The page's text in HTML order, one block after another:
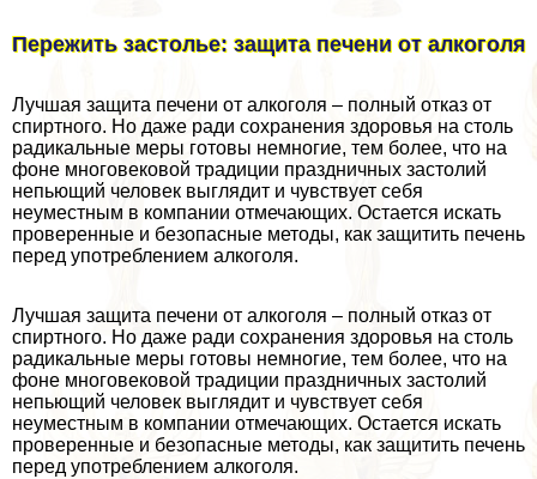
Пережить застолье: защита печени от алкоголя
Лучшая защита печени от алкоголя – полный отказ от
спиртного. Но даже ради сохранения здоровья на столь
радикальные меры готовы немногие, тем более, что на
фоне многовековой традиции праздничных застолий
непьющий человек выглядит и чувствует себя
неуместным в компании отмечающих. Остается искать
проверенные и безопасные методы, как защитить печень
перед употрeблением алкоголя.
Лучшая защита печени от алкоголя – полный отказ от
спиртного. Но даже ради сохранения здоровья на столь
радикальные меры готовы немногие, тем более, что на
фоне многовековой традиции праздничных застолий
непьющий человек выглядит и чувствует себя
неуместным в компании отмечающих. Остается искать
проверенные и безопасные методы, как защитить печень
перед употрeблением алкоголя.